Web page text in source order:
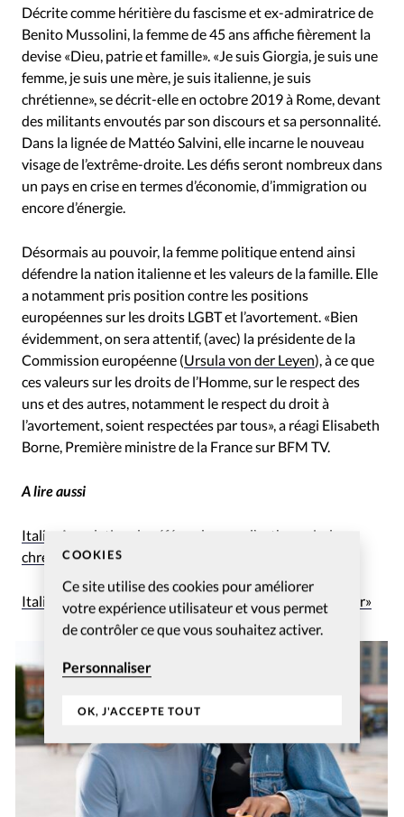
COOKIES
Ce site utilise des cookies pour améliorer
votre expérience utilisateur et vous permet
de contrôler ce que vous souhaitez activer.
Personnaliser
OK, J'ACCEPTE TOUT
Décrite comme héritière du fascisme et ex-admiratrice de
Benito Mussolini, la femme de 45 ans affiche fièrement la
devise «Dieu, patrie et famille». «Je suis Giorgia, je suis une
femme, je suis une mère, je suis italienne, je suis
chrétienne», se décrit-elle en octobre 2019 à Rome, devant
des militants envoutés par son discours et sa personnalité.
Dans la lignée de Mattéo Salvini, elle incarne le nouveau
visage de l’extrême-droite. Les défis seront nombreux dans
un pays en crise en termes d’économie, d’immigration ou
encore d’énergie.
Désormais au pouvoir, la femme politique entend ainsi
défendre la nation italienne et les valeurs de la famille. Elle
a notamment pris position contre les positions
européennes sur les droits LGBT et l’avortement. «Bien
évidemment, on sera attentif, (avec) la présidente de la
Commission européenne (Ursula von der Leyen), à ce que
ces valeurs sur les droits de l’Homme, sur le respect des
uns et des autres, notamment le respect du droit à
l’avortement, soient respectées par tous», a réagi Elisabeth
Borne, Première ministre de la France sur BFM TV.
A lire aussi
Italie: Annulation du référendum sur l’euthanasie, les
chrétiens «extrêmement satisfaits»
Italie: De plus en plus de personnes se font «dé-baptiser»